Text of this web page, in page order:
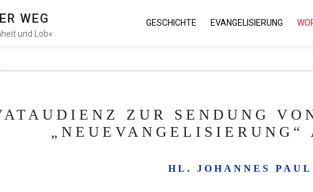
WEG
und Lob«
GESCHICHTE EVANGELISIERUNG
ZUR SENDUNG
HL. JOHANNES